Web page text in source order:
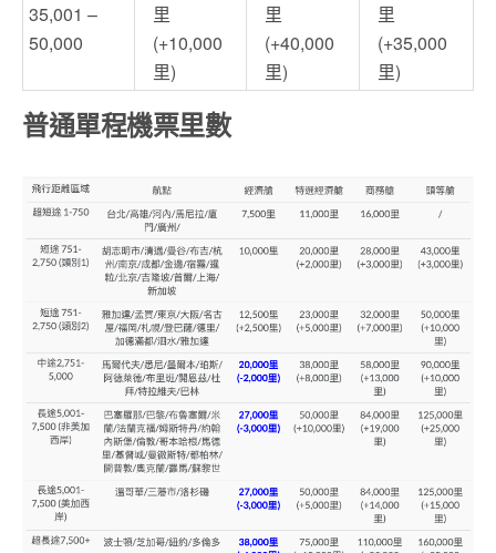
35,001 –
50,000
里
(+10,000
里)
里
(+40,000
里)
里
(+35,000
里)
普通單程機票里數